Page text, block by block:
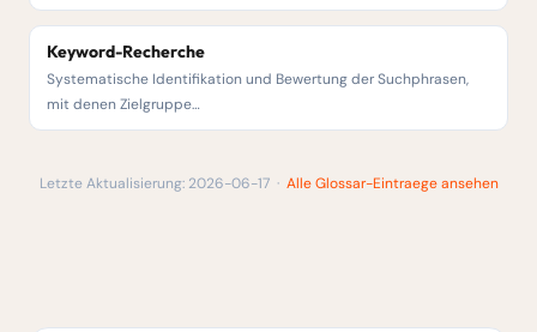
Keyword-Recherche
Systematische Identifikation und Bewertung der Suchphrasen,
mit denen Zielgruppe…
Letzte Aktualisierung: 2026-06-17 · Alle Glossar-Eintraege ansehen